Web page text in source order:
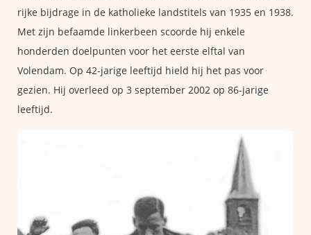
rijke bijdrage in de katholieke landstitels van 1935 en 1938.
Met zijn befaamde linkerbeen scoorde hij enkele
honderden doelpunten voor het eerste elftal van
Volendam. Op 42-jarige leeftijd hield hij het pas voor
gezien. Hij overleed op 3 september 2002 op 86-jarige
leeftijd.